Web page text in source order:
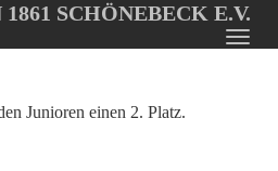
20260809072459fa601e8d
SCHÖNEBECK E.V.
Junioren einen 2. Platz.